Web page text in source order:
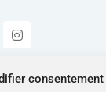
consentement